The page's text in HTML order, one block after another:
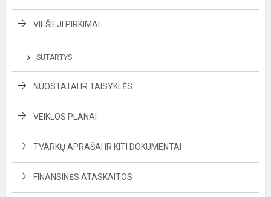
VIEŠIEJI PIRKIMAI
SUTARTYS
NUOSTATAI IR TAISYKLĖS
VEIKLOS PLANAI
TVARKŲ APRAŠAI IR KITI DOKUMENTAI
FINANSINĖS ATASKAITOS